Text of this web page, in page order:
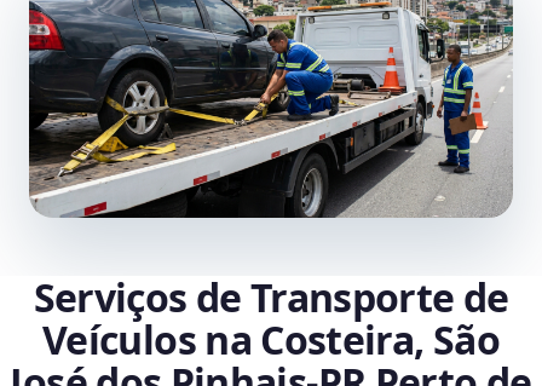
Serviços de Transporte de
Veículos na Costeira, São